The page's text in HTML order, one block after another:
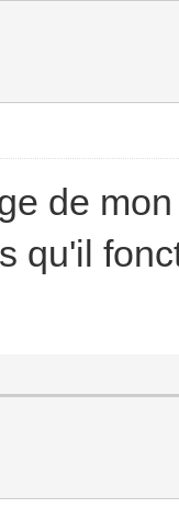
de
qu'il